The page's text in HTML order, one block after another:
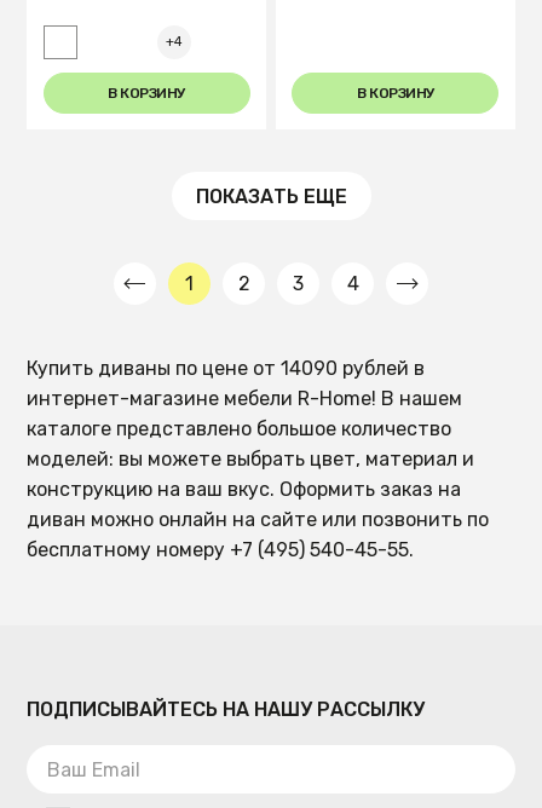
+4
В КОРЗИНУ В КОРЗИНУ
ПОКАЗАТЬ ЕЩЕ
1 2 3 4
Купить диваны по цене от 14090 рублей в
интернет-магазине мебели R-Home! В нашем
каталоге представлено большое количество
моделей: вы можете выбрать цвет, материал и
конструкцию на ваш вкус. Оформить заказ на
диван можно онлайн на сайте или позвонить по
бесплатному номеру +7 (495) 540-45-55.
ПОДПИСЫВАЙТЕСЬ НА НАШУ РАССЫЛКУ